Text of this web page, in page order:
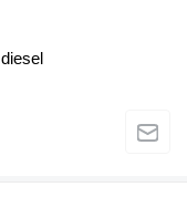
diesel